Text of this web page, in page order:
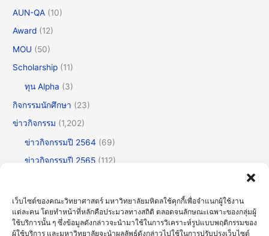
เว็บไซต์ของคณะวิทยาศาสตร์ มหาวิทยาลัยมหิดลใช้คุกกี้เพื่อจำแนกผู้ใช้งาน
แต่ละคน โดยทำหน้าที่หลักคือประมวลทางสถิติ ตลอดจนลักษณะเฉพาะของกลุ่มผู้
ใช้บริการนั้น ๆ ซึ่งข้อมูลดังกล่าวจะนำมาใช้ในการวิเคราะห์รูปแบบพฤติกรรมของ
ผู้ใช้บริการ และมหาวิทยาลัยจะนำผลลัพธ์ดังกล่าวไปใช้ในการปรับปรุงเว็บไซต์
AUN-QA (10)
Award (12)
MOU (50)
Scholarship (11)
ทุน Alpha (3)
กิจกรรมนักศึกษา (23)
ข่าวกิจกรรม (1,202)
ข่าวกิจกรรมปี 2564 (69)
ข่าวกิจกรรมปี 2565 (112)
ข่าวกิจกรรมปี 2567 (252)
ข่าวกิจกรรมปี 2568(355)
ข่าวกิจกรรมปี 2569(192)